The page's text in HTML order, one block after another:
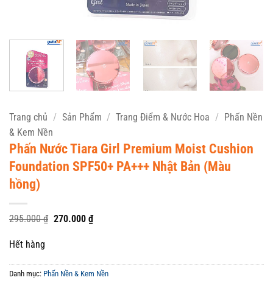
Trang chủ / Sản Phẩm / Trang Điểm & Nước Hoa / Phấn Nền
& Kem Nền
Phấn Nước Tiara Girl Premium Moist Cushion
Foundation SPF50+ PA+++ Nhật Bản (Màu
hồng)
295.000₫ Giá
270.000 ₫Giá
hiện
Hết hàng
Danh mục: Phấn Nền & Kem Nền